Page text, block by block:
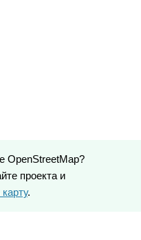
OpenStreetMap?
проекта и
.